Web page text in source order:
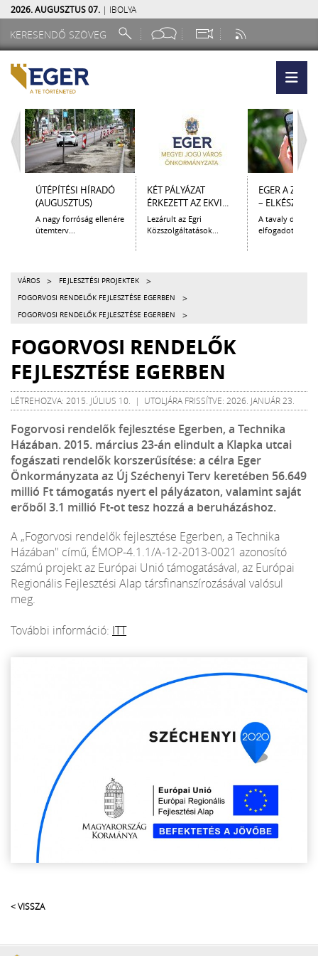
2026. AUGUSZTUS 07. | IBOLYA
ÚTÉPÍTÉSI HÍRADÓ
(AUGUSZTUS)
A nagy forróság ellenére
ütemterv...
KÉT PÁLYÁZAT
ÉRKEZETT AZ EKVI...
Lezárult az Egri
Közszolgáltatások...
EGER A
– ELKÉSZÜLT
A tavaly
elfogadott
VÁROS > FEJLESZTÉSI PROJEKTEK >
FOGORVOSI RENDELŐK FEJLESZTÉSE EGERBEN >
FOGORVOSI RENDELŐK FEJLESZTÉSE EGERBEN >
FOGORVOSI RENDELŐK
FEJLESZTÉSE EGERBEN
LÉTREHOZVA: 2015. JÚLIUS 10. | UTOLJÁRA FRISSÍTVE: 2026. JANUÁR 23.
Fogorvosi rendelők fejlesztése Egerben, a Technika
Házában. 2015. március 23-án elindult a Klapka utcai
fogászati rendelők korszerűsítése: a célra Eger
Önkormányzata az Új Széchenyi Terv keretében 56.649
millió Ft támogatás nyert el pályázaton, valamint saját
erőből 3.1 millió Ft-ot tesz hozzá a beruházáshoz.
A „Fogorvosi rendelők fejlesztése Egerben, a Technika
Házában" című, ÉMOP-4.1.1/A-12-2013-0021 azonosító
számú projekt az Európai Unió támogatásával, az Európai
Regionális Fejlesztési Alap társfinanszírozásával valósul
meg.
További információ: ITT
< VISSZA